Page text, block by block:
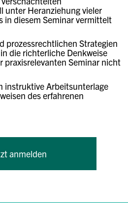
unter Heranziehung vieler
in diesem Seminar vermittelt
prozessrechtlichen Strategien
die richterliche Denkweise
praxisrelevanten Seminar nicht
instruktive Arbeitsunterlage
des erfahrenen
anmelden